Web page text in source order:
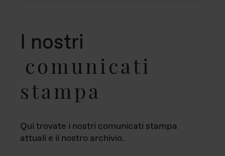
I nostri
comunicati
stampa
Qui trovate i nostri comunicati stampa
attuali e il nostro archivio.